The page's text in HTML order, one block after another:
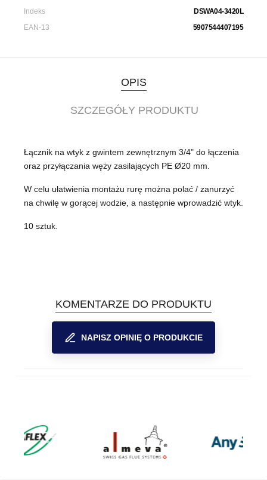
Indeks
DSWA04-3420L
EAN-13
5907544407195
OPIS
SZCZEGÓŁY PRODUKTU
Łącznik na wtyk z gwintem zewnętrznym 3/4" do łączenia
oraz przyłączania węży zasilających PE Ø20 mm.
W celu ułatwienia montażu rurę można polać / zanurzyć
na chwilę w gorącej wodzie, a następnie wprowadzić wtyk.
10 sztuk.
KOMENTARZE DO PRODUKTU
NAPISZ OPINIĘ O PRODUKCIE